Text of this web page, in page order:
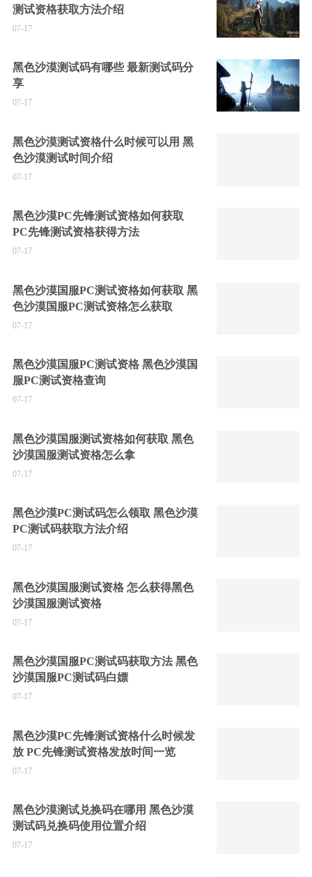
测试资格获取方法介绍
07-17
黑色沙漠测试码有哪些 最新测试码分
享
07-17
黑色沙漠测试资格什么时候可以用 黑
色沙漠测试时间介绍
07-17
黑色沙漠PC先锋测试资格如何获取
PC先锋测试资格获得方法
07-17
黑色沙漠国服PC测试资格如何获取 黑
色沙漠国服PC测试资格怎么获取
07-17
黑色沙漠国服PC测试资格 黑色沙漠国
服PC测试资格查询
07-17
黑色沙漠国服测试资格如何获取 黑色
沙漠国服测试资格怎么拿
07-17
黑色沙漠PC测试码怎么领取 黑色沙漠
PC测试码获取方法介绍
07-17
黑色沙漠国服测试资格 怎么获得黑色
沙漠国服测试资格
07-17
黑色沙漠国服PC测试码获取方法 黑色
沙漠国服PC测试码白嫖
07-17
黑色沙漠PC先锋测试资格什么时候发
放 PC先锋测试资格发放时间一览
07-17
黑色沙漠测试兑换码在哪用 黑色沙漠
测试码兑换码使用位置介绍
07-17